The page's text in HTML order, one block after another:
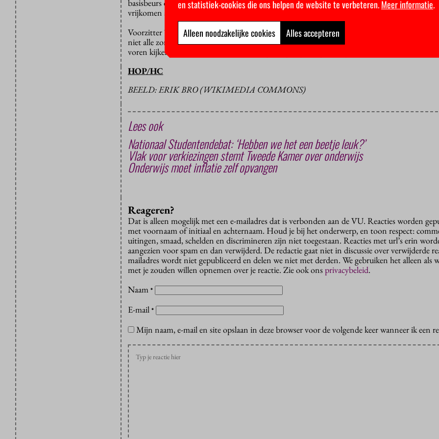
basisbeurs dan 375 euro bedragen. De kosten zouden betaald kunnen worden uit de
vrijkomen als de halvering van het collegegeld wordt stopgezet.
Voorzitter Terri van der Velden van het Interstedelijk Studenten Overleg is blij met de
niet alle zorgen weggenomen: “Voor studenten zonder basisbeurs is dit zuur. Wel willen we
voren kijken en benadrukken dat dit een grote groep wél gaat helpen.”
HOP/HC
BEELD: ERIK BRO (WIKIMEDIA COMMONS)
Lees ook
Nationaal Studentendebat: ‘Hebben we het een beetje leuk?’
Vlak voor verkiezingen stemt Tweede Kamer over onderwijs
Onderwijs moet inflatie zelf opvangen
Reageren?
Dat is alleen mogelijk met een e-mailadres dat is verbonden aan de VU. Reacties worden
met voornaam of initiaal en achternaam. Houd je bij het onderwerp, en toon respect:
uitingen, smaad, schelden en discrimineren zijn niet toegestaan. Reacties met url’s erin
aangezien voor spam en dan verwijderd. De redactie gaat niet in discussie over verwijderde
mailadres wordt niet gepubliceerd en delen we niet met derden. We gebruiken het alleen als
met je zouden willen opnemen over je reactie. Zie ook onsprivacybeleid.
Naam *
E-mail *
Mijn naam, e-mail en site opslaan in deze browser voor de volgende keer wanneer ik een
en statistiek-cookies die ons helpen de website te verbeteren.Meer informatie.
Alleen noodzakelijke cookies Alles accepteren